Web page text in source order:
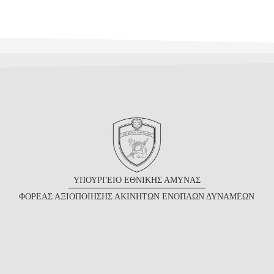
ΥΠΟΥΡΓΕΙΟ ΕΘΝΙΚΗΣ ΑΜΥΝΑΣ
ΦΟΡΕΑΣ ΑΞΙΟΠΟΙΗΣΗΣ ΑΚΙΝΗΤΩΝΕΝΟΠΛΩΝΔΥΝΑΜΕΩΝ